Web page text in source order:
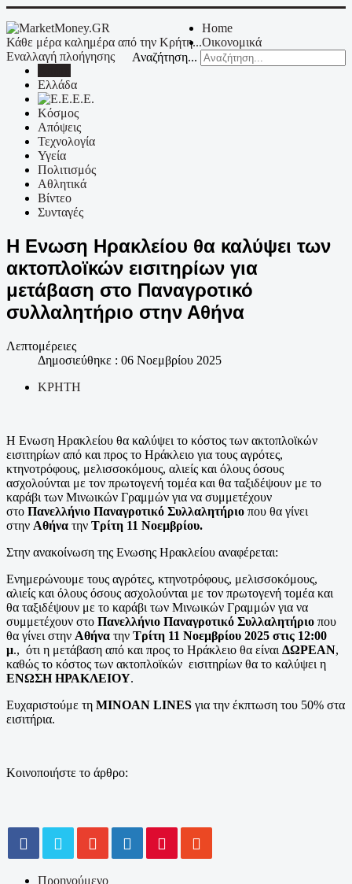
Κάθε μέρα καλημέρα από την Κρήτη...
Αναζήτηση...
Εναλλαγή πλοήγησης
Home
Οικονομικά
Ελλάδα
Ε.Ε.
Κόσμος
Απόψεις
Τεχνολογία
Υγεία
Πολιτισμός
Αθλητικά
Βίντεο
Συνταγές
Η Ενωση Ηρακλείου θα καλύψει των
ακτοπλοϊκών εισιτηρίων για
μετάβαση στο Παναγροτικό
συλλαλητήριο στην Αθήνα
Λεπτομέρειες
Δημοσιεύθηκε : 06 Νοεμβρίου 2025
ΚΡΗΤΗ
Η Ενωση Ηρακλείου θα καλύψει το κόστος των ακτοπλοϊκών
εισιτηρίων από και προς το Ηράκλειο για τους αγρότες,
κτηνοτρόφους, μελισσοκόμους, αλιείς και όλους όσους
ασχολούνται με τον πρωτογενή τομέα και θα ταξιδέψουν με το
καράβι των Μινωικών Γραμμών για να συμμετέχουν
στο Πανελλήνιο Παναγροτικό Συλλαλητήριο που θα γίνει
στην Αθήνα την Τρίτη 11 Νοεμβρίου.
Στην ανακοίνωση της Ενωσης Ηρακλείου αναφέρεται:
Ενημερώνουμε τους αγρότες, κτηνοτρόφους, μελισσοκόμους,
αλιείς και όλους όσους ασχολούνται με τον πρωτογενή τομέα και
θα ταξιδέψουν με το καράβι των Μινωικών Γραμμών για να
συμμετέχουν στο Πανελλήνιο Παναγροτικό Συλλαλητήριο που
θα γίνει στην Αθήνα την Τρίτη 11 Νοεμβρίου 2025 στις 12:00
μ., ότι η μετάβαση από και προς το Ηράκλειο θα είναι ΔΩΡΕΑΝ,
καθώς το κόστος των ακτοπλοϊκών εισιτηρίων θα το καλύψει η
ΕΝΩΣΗ ΗΡΑΚΛΕΙΟΥ.
Ευχαριστούμε τη MINOAN LINES για την έκπτωση του 50% στα
εισιτήρια.
Κοινοποιήστε το άρθρο:
Προηγούμενο